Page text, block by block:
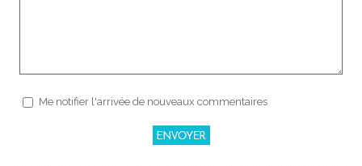
Me notifier l'arrivée de nouveaux commentaires